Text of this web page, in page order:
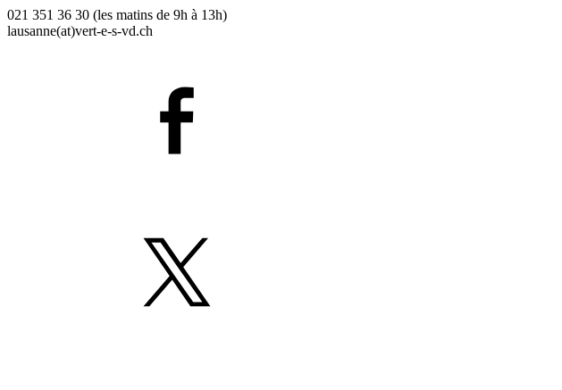
021 351 36 30 (les matins de 9h à 13h)
lausanne(at)vert-e-s-vd.ch